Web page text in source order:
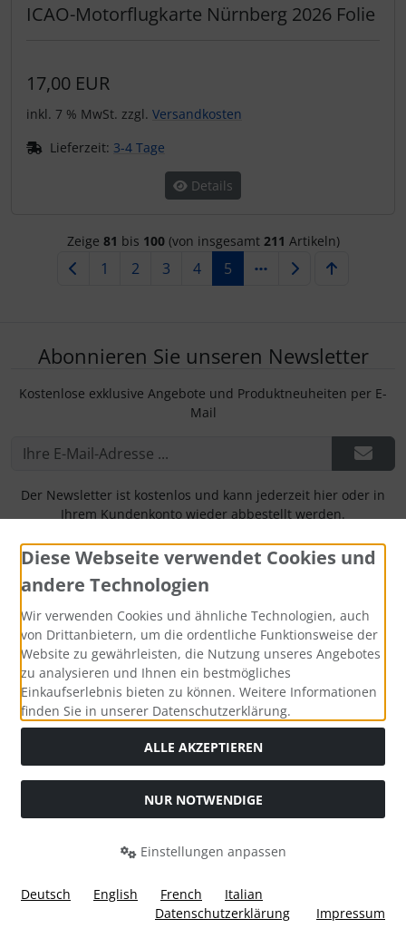
ICAO-Motorflugkarte Nürnberg 2026 Folie
17,00 EUR
inkl. 7 % MwSt. zzgl. Versandkosten
Lieferzeit: 3-4 Tage
Details
Zeige 81 bis 100(von insgesamt 211 Artikeln)
1 2 3 4 5
Abonnieren Sie unseren Newsletter
Kostenlose exklusive Angebote und Produktneuheiten per E-
Mail
Der Newsletter ist kostenlos und kann jederzeit hier oder in
Ihrem Kundenkonto wieder abbestellt werden.
Kontakt
Ülis Segelflugbedarf GmbH
Untergasse 1
63688 Gedern
Telefon: 0049-6045-950100
Mail: info@segelflugbedarf24.de
Versandkosten
Diese Webseite verwendet Cookies und
andere Technologien
Wir verwenden Cookies und ähnliche Technologien, auch
von Drittanbietern, um die ordentliche Funktionsweise der
Website zu gewährleisten, die Nutzung unseres Angebotes
zu analysieren und Ihnen ein bestmögliches
Einkaufserlebnis bieten zu können. Weitere Informationen
finden Sie in unserer Datenschutzerklärung.
ALLE AKZEPTIEREN
NUR NOTWENDIGE
Einstellungen anpassen
Deutsch English French
Italian
Datenschutzerklärung
Impressum